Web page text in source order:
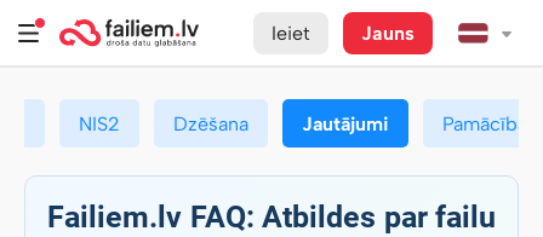
Ieiet Jauns
NIS2 Dzēšana Jautājumi Pamācības
Failiem.lv FAQ: Atbildes par failu